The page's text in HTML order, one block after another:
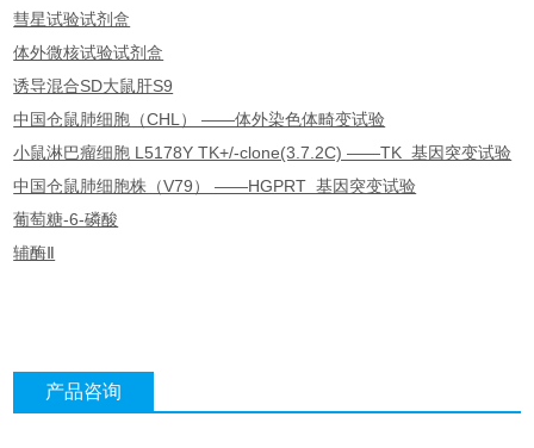
彗星试验试剂盒
体外微核试验试剂盒
诱导混合SD大鼠肝S9
中国仓鼠肺细胞（CHL） ——体外染色体畸变试验
小鼠淋巴瘤细胞 L5178Y TK+/-clone(3.7.2C) ——TK 基因突变试验
中国仓鼠肺细胞株（V79） ——HGPRT 基因突变试验
葡萄糖-6-磷酸
辅酶Ⅱ
产品咨询